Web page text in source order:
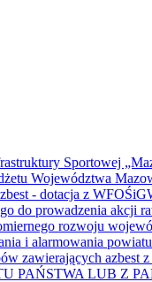
Sportowej
Województwa
- dotacja z
do prowadzenia
rozwoju
i alarmowania
zawierających azbest
PAŃSTWA LUB Z